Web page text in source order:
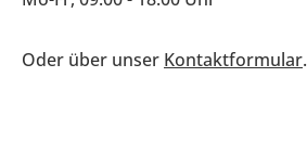
Oder über unser Kontaktformular.